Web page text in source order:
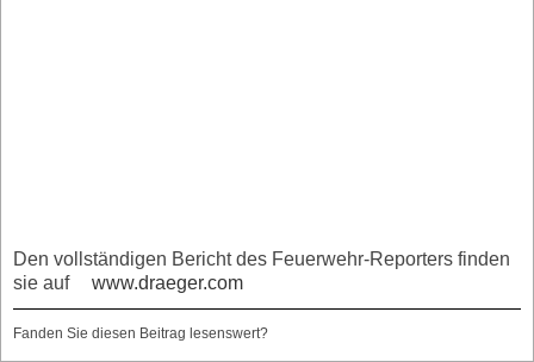
Den vollständigen Bericht des Feuerwehr-Reporters finden
sie auf
www.draeger.com
Fanden Sie diesen Beitrag lesenswert?